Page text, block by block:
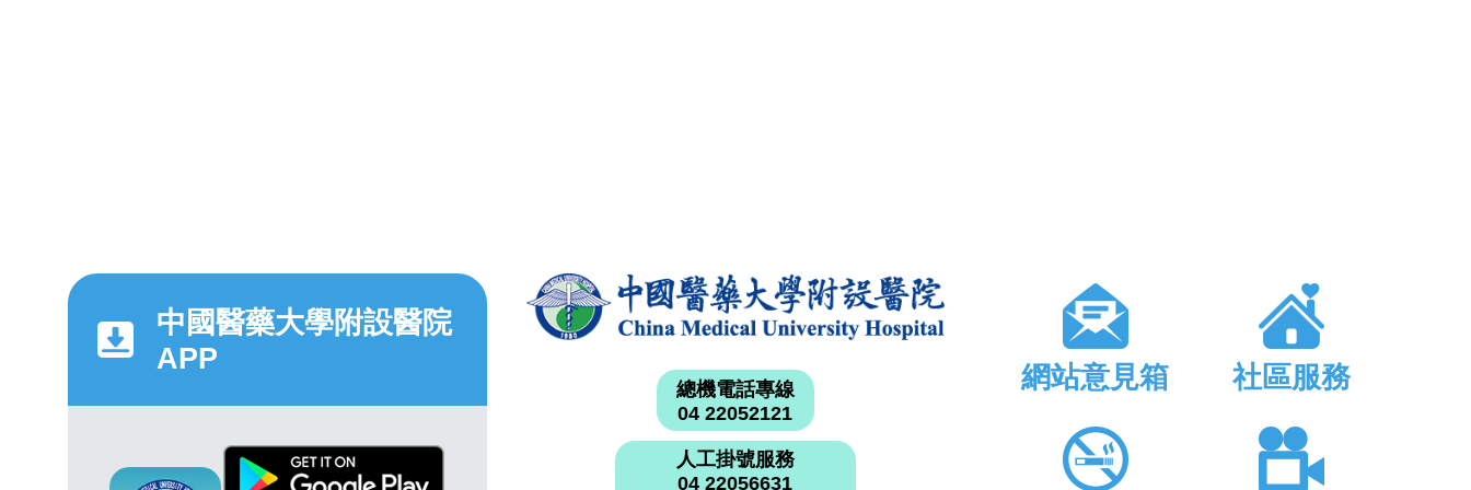
中國醫藥大學附設醫院
APP
總機電話專線
04 22052121
人工掛號服務
04 22056631
網站意見箱 社區服務